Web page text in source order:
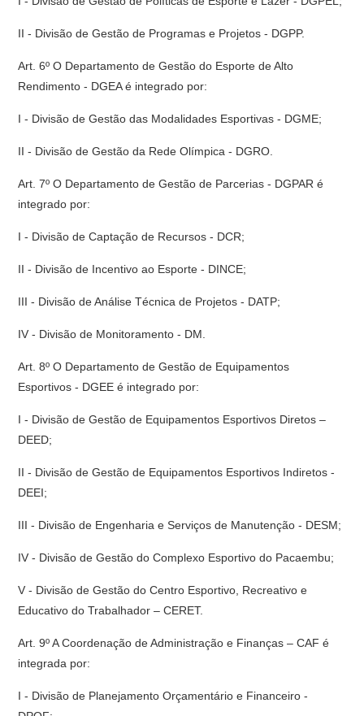
II - Divisão de Gestão de Programas e Projetos - DGPP.
Art. 6º O Departamento de Gestão do Esporte de Alto
Rendimento - DGEA é integrado por:
I - Divisão de Gestão das Modalidades Esportivas - DGME;
II - Divisão de Gestão da Rede Olímpica - DGRO.
Art. 7º O Departamento de Gestão de Parcerias - DGPAR é
integrado por:
I - Divisão de Captação de Recursos - DCR;
II - Divisão de Incentivo ao Esporte - DINCE;
III - Divisão de Análise Técnica de Projetos - DATP;
IV - Divisão de Monitoramento - DM.
Art. 8º O Departamento de Gestão de Equipamentos
Esportivos - DGEE é integrado por:
I - Divisão de Gestão de Equipamentos Esportivos Diretos –
DEED;
II - Divisão de Gestão de Equipamentos Esportivos Indiretos -
DEEI;
III - Divisão de Engenharia e Serviços de Manutenção - DESM;
IV - Divisão de Gestão do Complexo Esportivo do Pacaembu;
V - Divisão de Gestão do Centro Esportivo, Recreativo e
Educativo do Trabalhador – CERET.
Art. 9º A Coordenação de Administração e Finanças – CAF é
integrada por:
I - Divisão de Planejamento Orçamentário e Financeiro -